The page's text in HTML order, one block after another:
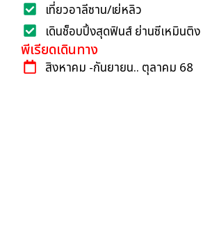
เที่ยวอาลีซาน/เย่หลิว
เดินช็อบปิ้งสุดฟินส์ ย่านซีเหมินติง
พีเรียดเดินทาง
สิงหาคม -กันยายน.. ตุลาคม 68